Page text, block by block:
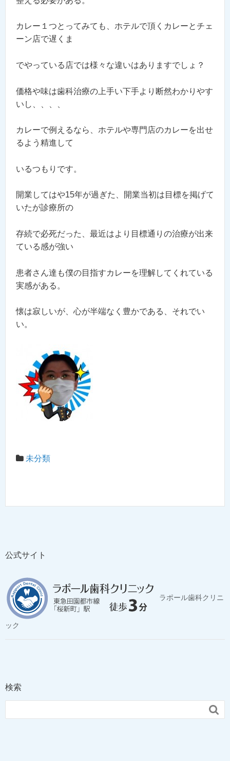
カレー１つとってみても、ホテルで頂くカレーとチェ
ーン店で遅くま
でやっている店では様々な違いはありますでしょ？
価格や味は歯科治療の上手い下手より断然わかりやす
いし、、、、
カレーで例えるなら、ホテルや専門店のカレーを出せ
るよう精進して
いるつもりです。
開業してはや15年が過ぎた、開業当初は目標を掲げて
いたが診療所の
存続で必死だった、最近はより目標通りの治療が出来
ている感が強い
患者さん達も僕の目指すカレーを理解してくれている
実感がある。
懐は寂しいが、心が半端なく豊かである、それでい
い。
未分類
公式サイト
ラポール歯科クリニ
ック
検索
